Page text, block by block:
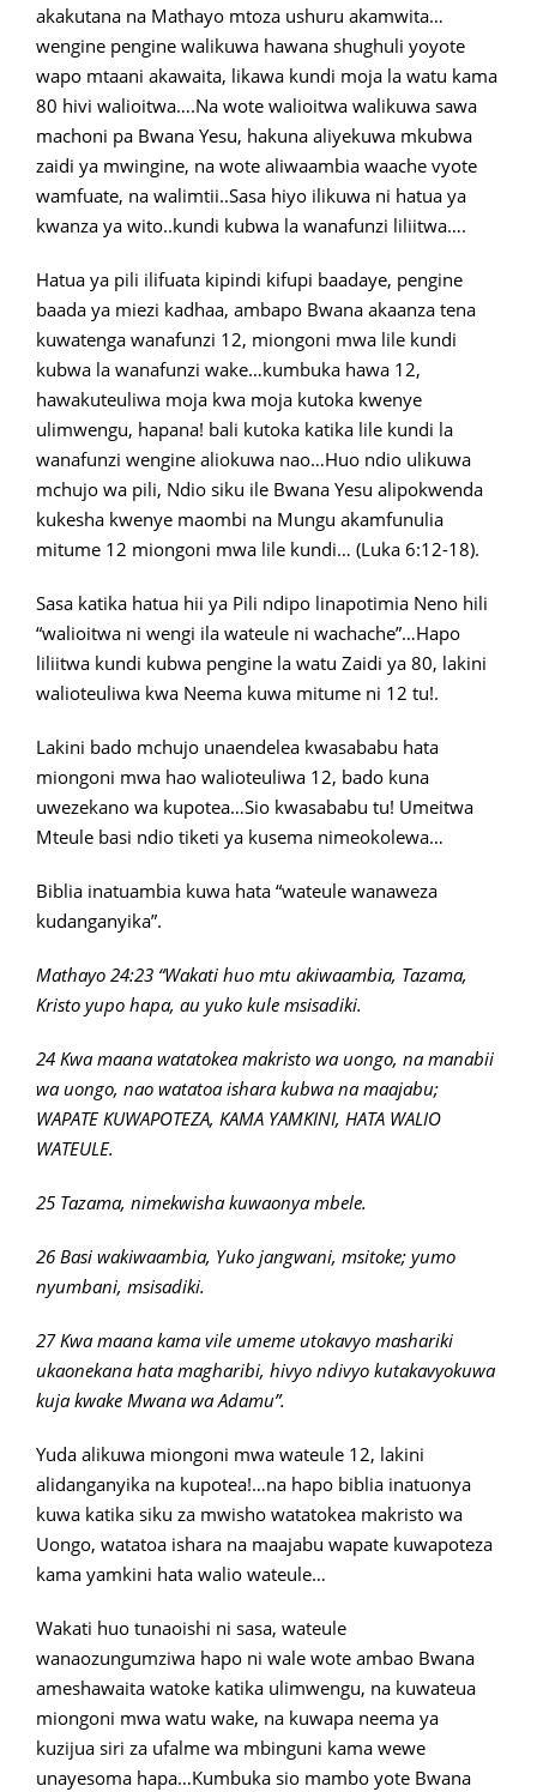
akakutana na Mathayo mtoza ushuru akamwita…
wengine pengine walikuwa hawana shughuli yoyote
wapo mtaani akawaita, likawa kundi moja la watu kama
80 hivi walioitwa….Na wote walioitwa walikuwa sawa
machoni pa Bwana Yesu, hakuna aliyekuwa mkubwa
zaidi ya mwingine, na wote aliwaambia waache vyote
wamfuate, na walimtii..Sasa hiyo ilikuwa ni hatua ya
kwanza ya wito..kundi kubwa la wanafunzi liliitwa….
Hatua ya pili ilifuata kipindi kifupi baadaye, pengine
baada ya miezi kadhaa, ambapo Bwana akaanza tena
kuwatenga wanafunzi 12, miongoni mwa lile kundi
kubwa la wanafunzi wake…kumbuka hawa 12,
hawakuteuliwa moja kwa moja kutoka kwenye
ulimwengu, hapana! bali kutoka katika lile kundi la
wanafunzi wengine aliokuwa nao…Huo ndio ulikuwa
mchujo wa pili, Ndio siku ile Bwana Yesu alipokwenda
kukesha kwenye maombi na Mungu akamfunulia
mitume 12 miongoni mwa lile kundi… (Luka 6:12-18).
Sasa katika hatua hii ya Pili ndipo linapotimia Neno hili
“walioitwa ni wengi ila wateule ni wachache”…Hapo
liliitwa kundi kubwa pengine la watu Zaidi ya 80, lakini
walioteuliwa kwa Neema kuwa mitume ni 12 tu!.
Lakini bado mchujo unaendelea kwasababu hata
miongoni mwa hao walioteuliwa 12, bado kuna
uwezekano wa kupotea…Sio kwasababu tu! Umeitwa
Mteule basi ndio tiketi ya kusema nimeokolewa…
Biblia inatuambia kuwa hata “wateule wanaweza
kudanganyika”.
Mathayo 24:23 “Wakati huo mtu akiwaambia, Tazama,
Kristo yupo hapa, au yuko kule msisadiki.
24 Kwa maana watatokea makristo wa uongo, na manabii
wa uongo, nao watatoa ishara kubwa na maajabu;
WAPATE KUWAPOTEZA, KAMA YAMKINI, HATA WALIO
WATEULE.
25 Tazama, nimekwisha kuwaonya mbele.
26 Basi wakiwaambia, Yuko jangwani, msitoke; yumo
nyumbani, msisadiki.
27 Kwa maana kama vile umeme utokavyo mashariki
ukaonekana hata magharibi, hivyo ndivyo kutakavyokuwa
kuja kwake Mwana wa Adamu”.
Yuda alikuwa miongoni mwa wateule 12, lakini
alidanganyika na kupotea!…na hapo biblia inatuonya
kuwa katika siku za mwisho watatokea makristo wa
Uongo, watatoa ishara na maajabu wapate kuwapoteza
kama yamkini hata walio wateule…
Wakati huo tunaoishi ni sasa, wateule
wanaozungumziwa hapo ni wale wote ambao Bwana
ameshawaita watoke katika ulimwengu, na kuwateua
miongoni mwa watu wake, na kuwapa neema ya
kuzijua siri za ufalme wa mbinguni kama wewe
unayesoma hapa…Kumbuka sio mambo yote Bwana